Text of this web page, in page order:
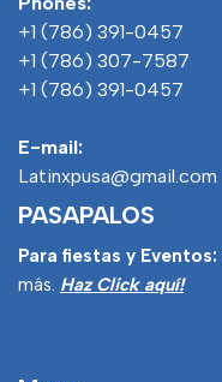
+1 (786) 391-0457
+1 (786) 307-7587
+1 (786) 391-0457
E-mail:
Latinxpusa@gmail.com
PASAPALOS
Para fiestas y Eventos:
más. Haz Click aquí!